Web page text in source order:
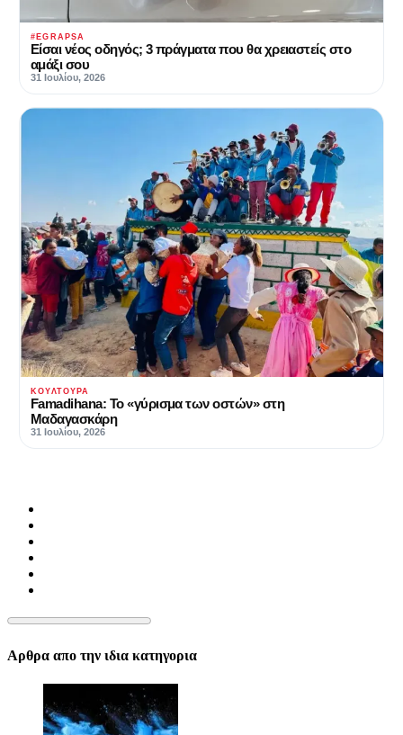
#EGRAPSA
Είσαι νέος οδηγός; 3 πράγματα που θα χρειαστείς στο
αμάξι σου
31 Ιουλίου, 2026
ΚΟΥΛΤΟΥΡΑ
Famadihana: Το «γύρισμα των οστών» στη
Μαδαγασκάρη
31 Ιουλίου, 2026
Αρθρα απο την ιδια κατηγορια